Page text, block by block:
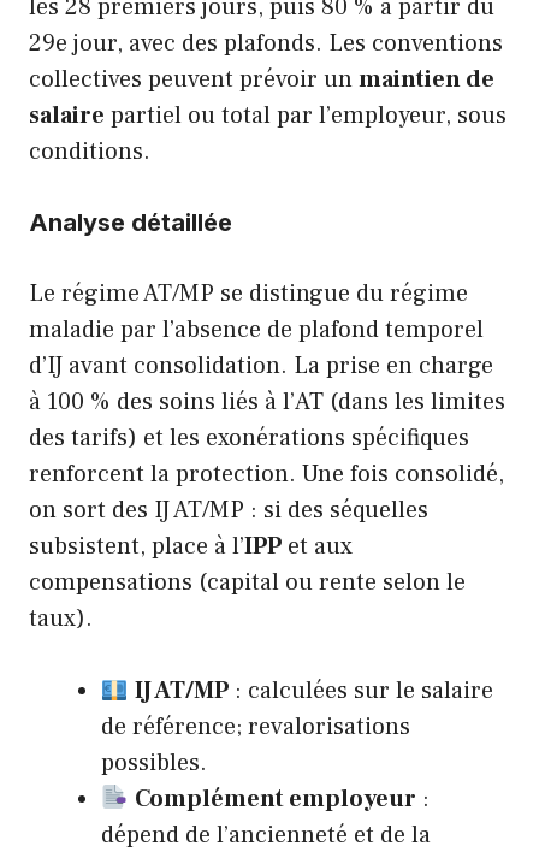
les 28 premiers jours, puis 80 % à partir du
29e jour, avec des plafonds. Les conventions
collectives peuvent prévoir unmaintien de
salaire partiel ou total par l’employeur, sous
conditions.
Analyse détaillée
Le régime AT/MP se distingue du régime
maladie par l’absence de plafond temporel
d’IJ avant consolidation. La prise en charge
à 100 % des soins liés à l’AT (dans les limites
des tarifs) et les exonérations spécifiques
renforcent la protection. Une fois consolidé,
on sort des IJ AT/MP : si des séquelles
subsistent, place à l’IPP et aux
compensations (capital ou rente selon le
taux).
IJ AT/MP: calculées sur le salaire
de référence; revalorisations
possibles.
Complément employeur :
dépend de l’ancienneté et de la